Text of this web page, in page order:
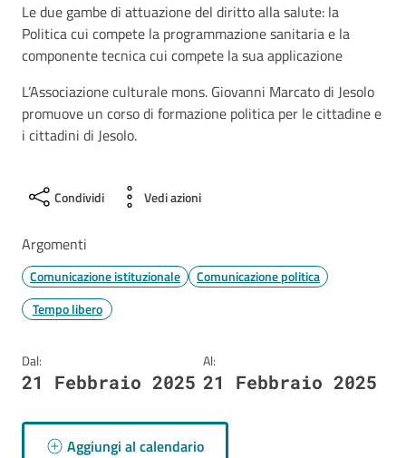
Le due gambe di attuazione del diritto alla salute: la
Politica cui compete la programmazione sanitaria e la
componente tecnica cui compete la sua applicazione
L’Associazione culturale mons. Giovanni Marcato di Jesolo
promuove un corso di formazione politica per le cittadine e
i cittadini di Jesolo.
Condividi Vedi azioni
Argomenti
Comunicazione istituzionale
Comunicazione politica
Tempo libero
Dal:
21 Febbraio 2025
Al:
21 Febbraio 2025
Aggiungi al calendario